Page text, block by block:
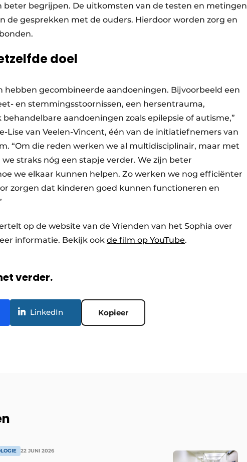
beter begrijpen. De uitkomsten van de testen en metingen
de gesprekken met de ouders. Hierdoor worden zorg en
doel
hebben gecombineerde aandoeningen. Bijvoorbeeld een
en stemmingsstoornissen, een hersentrauma,
aandoeningen zoals epilepsie of autisme,”
van Veelen-Vincent, één van de initiatiefnemers van
“Om die reden werken we al multidisciplinair, maar met
straks nóg een stapje verder. We zijn beter
we elkaar kunnen helpen. Zo werken we nog efficiënter
zorgen dat kinderen goed kunnen functioneren en
op de website van de Vrienden van het Sophia over
informatie. Bekijk ook de film op YouTube.
verder.
LinkedIn Kopieer
22 JUNI 2026